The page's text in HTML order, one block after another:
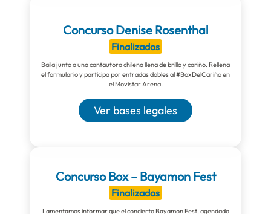
Concurso Denise Rosenthal
Finalizados
Baila junto a una cantautora chilena llena de brillo y cariño. Rellena
el formulario y participa por entradas dobles al #BoxDelCariño en
el Movistar Arena.
Ver bases legales
Concurso Box – Bayamon Fest
Finalizados
Lamentamos informar que el concierto Bayamon Fest, agendado